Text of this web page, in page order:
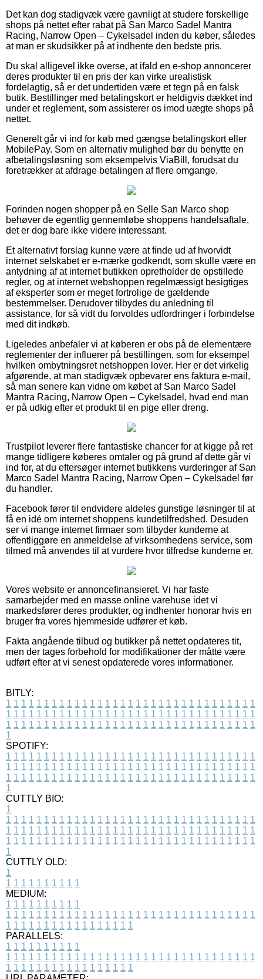
Det kan dog stadigvæk være gavnligt at studere forskellige
shops på nettet efter rabat på San Marco Sadel Mantra
Racing, Narrow Open – Cykelsadel inden du køber, således
at man er skudsikker på at indhente den bedste pris.
Du skal alligevel ikke overse, at ifald en e-shop annoncerer
deres produkter til en pris der kan virke urealistisk
fordelagtig, så er det undertiden være et tegn på en falsk
butik. Bestillinger med betalingskort er heldigvis dækket ind
under et reglement, som assisterer os imod uægte shops på
nettet.
Generelt går vi ind for køb med gængse betalingskort eller
MobilePay. Som en alternativ mulighed bør du benytte en
afbetalingsløsning som eksempelvis ViaBill, forudsat du
foretrækker at afdrage betalingen af flere omgange.
Forinden nogen shopper på en Selle San Marco shop
behøver de egentlig gennemløbe shoppens handelsaftale,
det er dog bare ikke videre interessant.
Et alternativt forslag kunne være at finde ud af hvorvidt
internet selskabet er e-mærke godkendt, som skulle være en
antydning af at internet butikken opretholder de opstillede
regler, og at internet webshoppen regelmæssigt besigtiges
af eksperter som er meget fortrolige de gældende
bestemmelser. Derudover tilbydes du anledning til
assistance, for så vidt du forvoldes udfordringer i forbindelse
med dit indkøb.
Ligeledes anbefaler vi at køberen er obs på de elementære
reglementer der influerer på bestillingen, som for eksempel
hvilken ombytningsret netshoppen lover. Her er det virkelig
afgørende, at man stadigvæk opbevarer ens faktura e-mail,
så man senere kan vidne om købet af San Marco Sadel
Mantra Racing, Narrow Open – Cykelsadel, hvad end man
er på udkig efter et produkt til en pige eller dreng.
Trustpilot leverer flere fantastiske chancer for at kigge på ret
mange tidligere køberes omtaler og på grund af dette går vi
ind for, at du eftersøger internet butikkens vurderinger af San
Marco Sadel Mantra Racing, Narrow Open – Cykelsadel før
du handler.
Facebook fører til endvidere aldeles gunstige løsninger til at
få en idé om internet shoppens kundetilfredshed. Desuden
ser vi mange internet firmaer som tilbyder kunderne at
offentliggøre en anmeldelse af virksomhedens service, som
tilmed må anvendes til at vurdere hvor tilfredse kunderne er.
Vores website er annoncefinansieret. Vi har faste
samarbejder med en masse online varehuse idet vi
markedsfører deres produkter, og indhenter honorar hvis en
bruger fra vores hjemmeside udfører et køb.
Fakta angående tilbud og butikker på nettet opdateres tit,
men der tages forbehold for modifikationer der måtte være
udført efter at vi senest opdaterede vores informationer.
BITLY:
1 1 1 1 1 1 1 1 1 1 1 1 1 1 1 1 1 1 1 1 1 1 1 1 1 1 1 1 1 1 1 1 1
1 1 1 1 1 1 1 1 1 1 1 1 1 1 1 1 1 1 1 1 1 1 1 1 1 1 1 1 1 1 1 1 1
1 1 1 1 1 1 1 1 1 1 1 1 1 1 1 1 1 1 1 1 1 1 1 1 1 1 1 1 1 1 1 1 1
1
SPOTIFY:
1 1 1 1 1 1 1 1 1 1 1 1 1 1 1 1 1 1 1 1 1 1 1 1 1 1 1 1 1 1 1 1 1
1 1 1 1 1 1 1 1 1 1 1 1 1 1 1 1 1 1 1 1 1 1 1 1 1 1 1 1 1 1 1 1 1
1 1 1 1 1 1 1 1 1 1 1 1 1 1 1 1 1 1 1 1 1 1 1 1 1 1 1 1 1 1 1 1 1
1
CUTTLY BIO:
1
1 1 1 1 1 1 1 1 1 1 1 1 1 1 1 1 1 1 1 1 1 1 1 1 1 1 1 1 1 1 1 1 1
1 1 1 1 1 1 1 1 1 1 1 1 1 1 1 1 1 1 1 1 1 1 1 1 1 1 1 1 1 1 1 1 1
1 1 1 1 1 1 1 1 1 1 1 1 1 1 1 1 1 1 1 1 1 1 1 1 1 1 1 1 1 1 1 1 1
1
CUTTLY OLD:
1
1 1 1 1 1 1 1 1 1 1
MEDIUM:
1 1 1 1 1 1 1 1 1 1
1 1 1 1 1 1 1 1 1 1 1 1 1 1 1 1 1 1 1 1 1 1 1 1 1 1 1 1 1 1 1 1 1
1 1 1 1 1 1 1 1 1 1 1 1 1 1 1 1 1
PARALLELS:
1 1 1 1 1 1 1 1 1 1
1 1 1 1 1 1 1 1 1 1 1 1 1 1 1 1 1 1 1 1 1 1 1 1 1 1 1 1 1 1 1 1 1
1 1 1 1 1 1 1 1 1 1 1 1 1 1 1 1 1